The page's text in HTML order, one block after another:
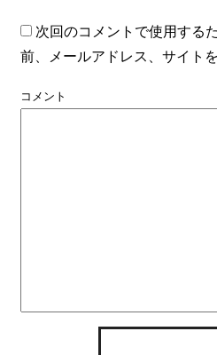
次回のコメントで使用する
前、メールアドレス、サイト
コメント